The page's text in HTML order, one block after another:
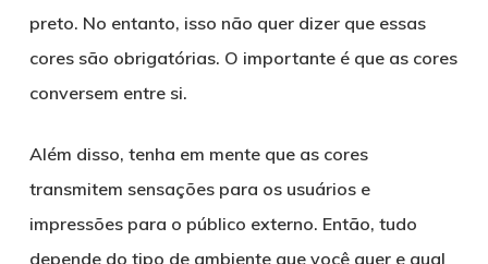
preto. No entanto, isso não quer dizer que essas
cores são obrigatórias. O importante é que as cores
conversem entre si.
Além disso, tenha em mente que as cores
transmitem sensações para os usuários e
impressões para o público externo. Então, tudo
depende do tipo de ambiente que você quer e qual